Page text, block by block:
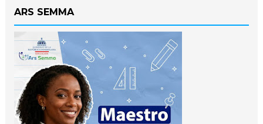
ARS SEMMA